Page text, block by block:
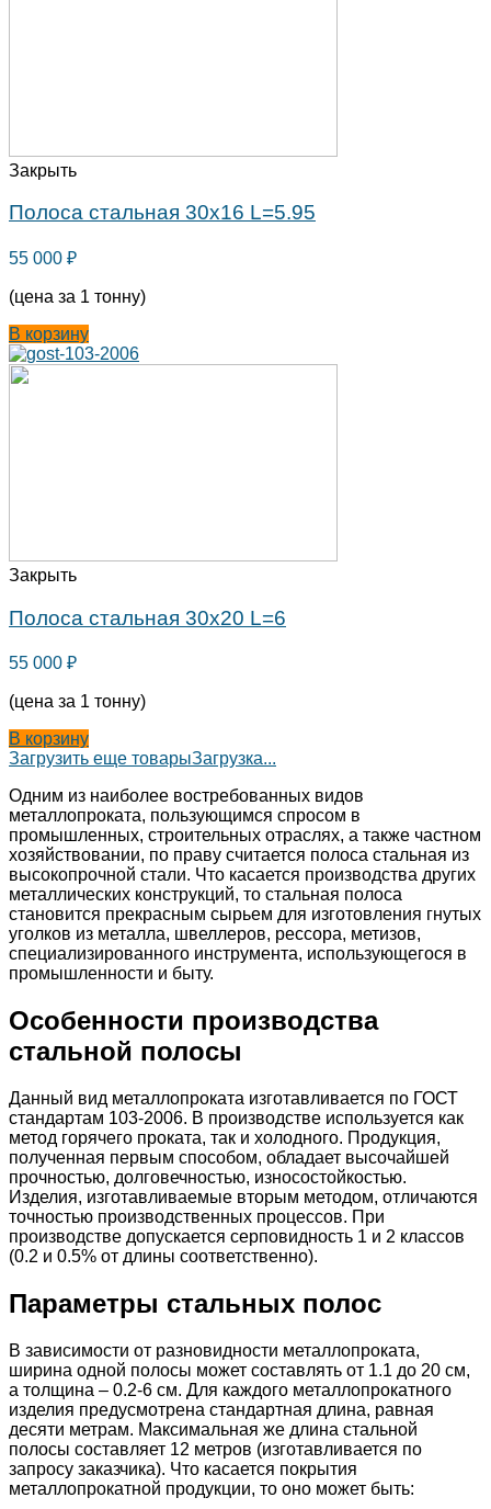
Закрыть
Полоса стальная 30х16 L=5.95
55 000 ₽
(цена за 1 тонну)
В корзину
Закрыть
Полоса стальная 30х20 L=6
55 000 ₽
(цена за 1 тонну)
В корзину
Загрузить еще товарыЗагрузка...
Одним из наиболее востребованных видов
металлопроката, пользующимся спросом в
промышленных, строительных отраслях, а также частном
хозяйствовании, по праву считается полоса стальная из
высокопрочной стали. Что касается производства других
металлических конструкций, то стальная полоса
становится прекрасным сырьем для изготовления гнутых
уголков из металла, швеллеров, рессора, метизов,
специализированного инструмента, использующегося в
промышленности и быту.
Особенности производства
стальной полосы
Данный вид металлопроката изготавливается по ГОСТ
стандартам 103-2006. В производстве используется как
метод горячего проката, так и холодного. Продукция,
полученная первым способом, обладает высочайшей
прочностью, долговечностью, износостойкостью.
Изделия, изготавливаемые вторым методом, отличаются
точностью производственных процессов. При
производстве допускается серповидность 1 и 2 классов
(0.2 и 0.5% от длины соответственно).
Параметры стальных полос
В зависимости от разновидности металлопроката,
ширина одной полосы может составлять от 1.1 до 20 см,
а толщина – 0.2-6 см. Для каждого металлопрокатного
изделия предусмотрена стандартная длина, равная
десяти метрам. Максимальная же длина стальной
полосы составляет 12 метров (изготавливается по
запросу заказчика). Что касается покрытия
металлопрокатной продукции, то оно может быть: